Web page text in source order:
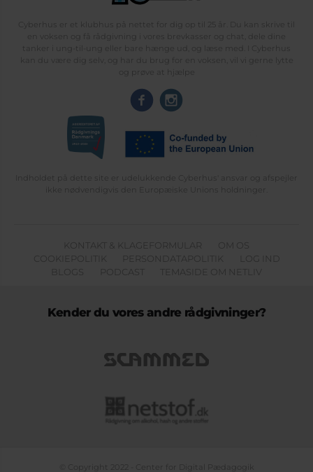
Cyberhus er et klubhus på nettet for dig op til 25 år. Du kan skrive til
en voksen og få rådgivning i vores brevkasser og chat, dele dine
tanker i ung-til-ung eller bare hænge ud, og læse med. I Cyberhus
kan du være dig selv, og har du brug for en voksen, vil vi gerne lytte
og prøve at hjælpe
Indholdet på dette site er udelukkende Cyberhus' ansvar og afspejler
ikke nødvendigvis den Europæiske Unions holdninger.
KONTAKT & KLAGEFORMULAR
OM OS
COOKIEPOLITIK
PERSONDATAPOLITIK
LOG IND
BLOGS
PODCAST TEMASIDE OM NETLIV
Kender du vores andre rådgivninger?
© Copyright 2022 - Center for Digital Pædagogik